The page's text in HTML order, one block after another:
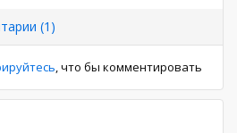
(1)
, что бы комментировать